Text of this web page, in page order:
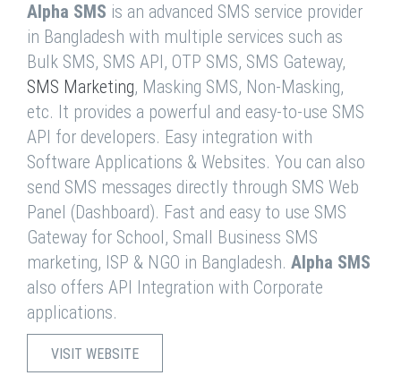
Alpha SMS is an advanced SMS service provider
in Bangladesh with multiple services such as
Bulk SMS, SMS API, OTP SMS, SMS Gateway,
SMS Marketing, Masking SMS, Non-Masking,
etc. It provides a powerful and easy-to-use SMS
API for developers. Easy integration with
Software Applications & Websites. You can also
send SMS messages directly through SMS Web
Panel (Dashboard). Fast and easy to use SMS
Gateway for School, Small Business SMS
marketing, ISP & NGO in Bangladesh. Alpha SMS
also offers API Integration with Corporate
applications.
VISIT WEBSITE